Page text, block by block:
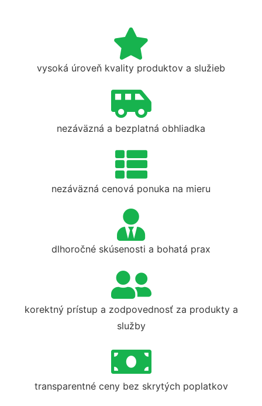
vysoká úroveň kvality produktov a služieb
nezáväzná a bezplatná obhliadka
nezáväzná cenová ponuka na mieru
dlhoročné skúsenosti a bohatá prax
korektný prístup a zodpovednosť za produkty a
služby
transparentné ceny bez skrytých poplatkov